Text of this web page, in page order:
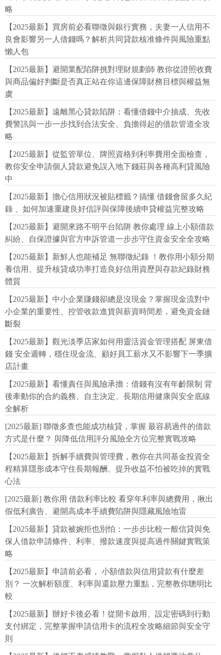
略
【2025最新】買房前必看聯徵與銀行實務，夫妻一人信用不
良會影響另一人借錢嗎？解析共同貸款核准條件與風險重點
懶人包
【2025最新】避開業配陷阱挑對理財規劃師 教你從證照收費
與商品偏好判斷是否真正站在你這邊保障財務目標與權益無
虞
【2025最新】遠離黑心貸款陷阱：看懂借錢中介抽成、先收
費警訊與一步一步找到合法安全、負擔得起的借款管道全攻
略
【2025最新】從監管單位、牌照資格到利率費用全面檢查，
教你安全申請個人貸款避免誤入地下錢莊與各種高利貸風險
中
【2025最新】擔心信用狀況被貼標籤？搞懂 借錢會留多久紀
錄 、如何加速重建良好信評與保障後續申貸權益完整攻略
【2025最新】避開來路不明平台陷阱 教你處理 線上小額借款
糾紛、自保證據與官方申訴管道一步步守住資金安全全攻略
【2025最新】新鮮人也能補足 無聯徵紀錄 ！教你用小額分期
養信用、提升核貸成功率打造良好信用資歷與存款紀錄財務
體質
【2025最新】中小企業賺錢卻總是沒現金？掌握現金流對中
小企業的重要性、控管收款進貨與薪資時間差，避免資金鏈
斷裂
【2025最新】觀光淡季店家如何用靈活資金管理搭配 屏東借
錢 安全週轉，穩住現金流、顧好員工薪水又不影響下一季擴
店計畫
【2025最新】看懂責任與風險承擔：借錢有沒有年齡限制 背
後牽動你的合約義務、自主決定、長期信用健康與安全底線
全解析
[2025最新] 聯徵多查也能成功核貸，掌握 最容易過件的借款
方式是什麼？ 與降低信用評分風險全方位完整實戰攻略
【2025最新】拆解手續費與管理費，教你在共同基金投資全
程精算隱形成本守住長期報酬、提升收益不怕被吃掉的實戰
心法
[2025最新] 教你用 借款利率比較 看穿年利率與總費用，揪出
假低利廣告、避開高成本手續費陷阱與隱藏風險地雷
【2025最新】貸款被婉拒也別怕：一步步比較一般信貸與免
保人借款申請條件、利率、撥款速度與提高過件關鍵實戰策
略
【2025最新】申請前必看， 小額借款與信用貸款有什麼差
別？ 一次解析額度、利率與還款壓力重點，完整教你聰明比
較
【2025最新】辦好卡後必看！從開卡啟用、設定密碼到行動
支付綁定，完整掌握申請信用卡的流程全攻略細節與安全守
則